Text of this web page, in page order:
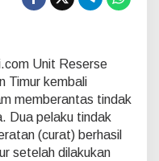
Unit Reserse
Timur kembali
memberantas tindak
Dua pelaku tindak
(curat) berhasil
setelah dilakukan